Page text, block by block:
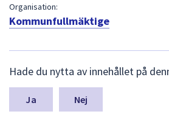
Organisation:
Kommunfullmäktige
ä
m
a
Hade du nytta av innehållet på
Nej